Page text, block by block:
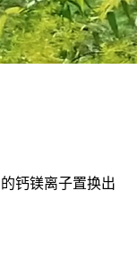
钙镁离子置换出